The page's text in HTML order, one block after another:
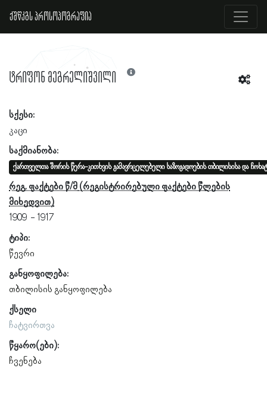
ქშწკგს პროსოპოგრაფია
ტრიფონ მეგრელიშვილი
სქესი:
კაცი
საქმიანობა:
ქართველთა შორის წერა-კითხვის გამავრცელებელი საზოგადოების თბილისისა და
რეგ. ფაქტები წ/მ
1909
1917
ტიპი:
წევრი
განყოფილება:
თბილისის განყოფილება
ქსელი
ჩატვირთვა
წყარო(ები):
ჩვენება